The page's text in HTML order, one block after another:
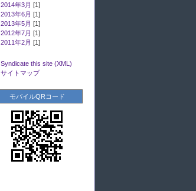
2014年3月 [1]
2013年6月 [1]
2013年5月 [1]
2012年7月 [1]
2011年2月 [1]
Syndicate this site (XML)
サイトマップ
モバイルQRコード